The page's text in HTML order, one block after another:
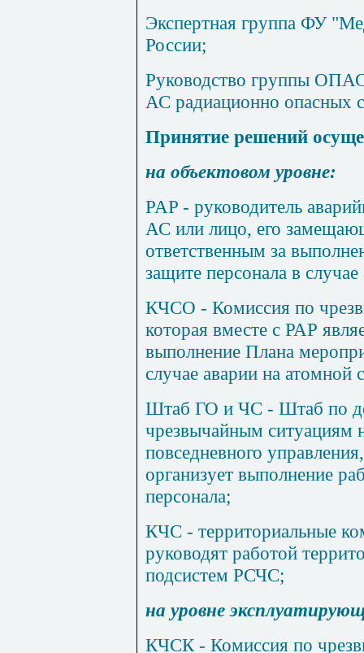
Экспертная группа ФУ
России;
Руководство группы
АС радиационно опасных
Принятие решений
на объектовом уровне:
PAP - руководитель
АС или лицо, его
ответственным за
защите персонала в
КЧСО - Комиссия по
которая вместе с РАР
выполнение Плана
случае аварии на атомной
Штаб ГО и ЧС - Штаб по
чрезвычайным
повседневного
организует выполнение
персонала;
КЧС - территориальные
руководят работой
подсистем РСЧС;
на уровне
КЧСК - Комиссия по